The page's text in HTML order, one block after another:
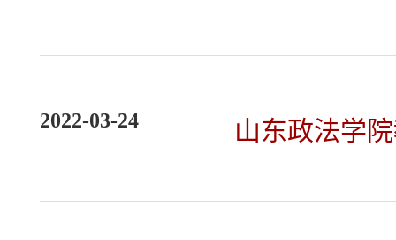
2022-03-24 山东政法学